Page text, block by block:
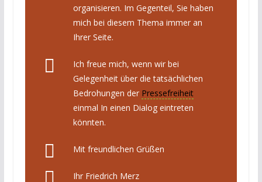
organisieren. Im Gegenteil, Sie haben
mich bei diesem Thema immer an
Ihrer Seite.
Ich freue mich, wenn wir bei
Gelegenheit über die tatsächlichen
Bedrohungen der Pressefreiheit
einmal In einen Dialog eintreten
könnten.
Mit freundlichen Grüßen
Ihr Friedrich Merz